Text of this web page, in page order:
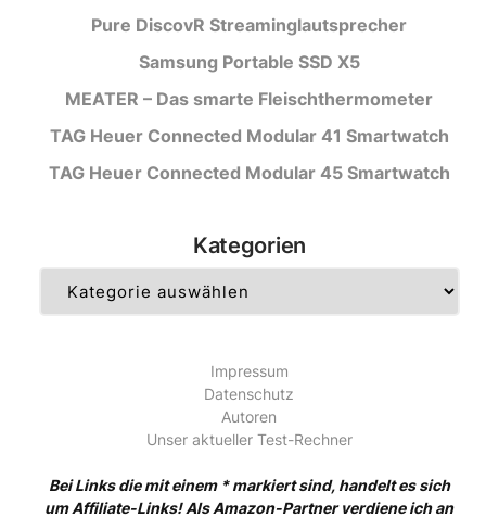
Pure DiscovR Streaminglautsprecher
Samsung Portable SSD X5
MEATER – Das smarte Fleischthermometer
TAG Heuer Connected Modular 41 Smartwatch
TAG Heuer Connected Modular 45 Smartwatch
Kategorien
Impressum
Datenschutz
Autoren
Unser aktueller Test-Rechner
Bei Links die mit einem * markiert sind, handelt es sich
um Affiliate-Links! Als Amazon-Partner verdiene ich an